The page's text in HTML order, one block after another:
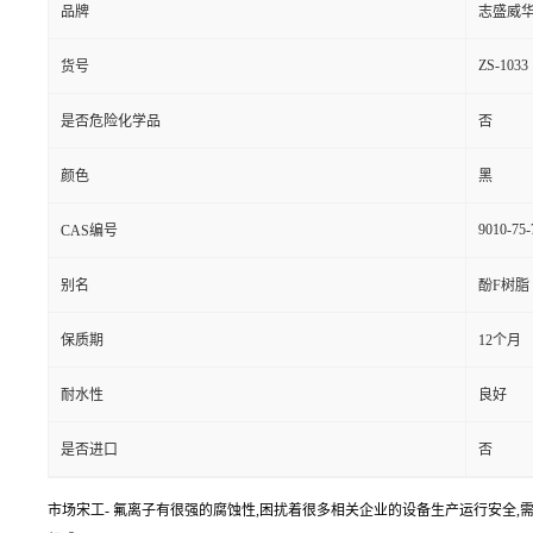
品牌 志盛威
货号 ZS-1033
是否危险化学品 否
颜色 黑
CAS编号 9010-75-
别名 酚F树脂
保质期 12个月
耐水性 良好
是否进口 否
市场宋工- 氟离子有很强的腐蚀性,困扰着很多相关企业的设备生产运行安全,需